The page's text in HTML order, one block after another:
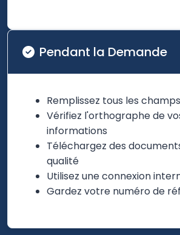
Pendant la Demande
Remplissez tous les
Vérifiez l'orthographe de
informations
Téléchargez des
qualité
Utilisez une connexion
Gardez votre numéro de